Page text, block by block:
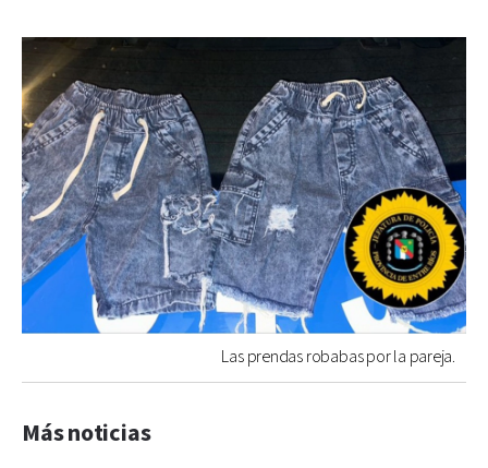
Las prendas robabas por la pareja.
Más noticias